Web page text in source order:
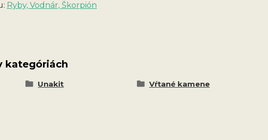
Ryby, Vodnár, Škorpión
kategóriách
Unakit Vŕtané kamene